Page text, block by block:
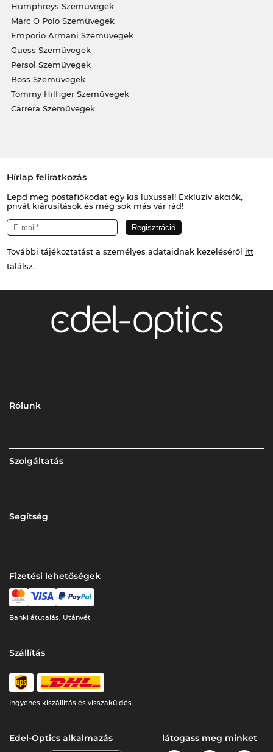
Humphreys Szemüvegek
Marc O Polo Szemüvegek
Emporio Armani Szemüvegek
Guess Szemüvegek
Persol Szemüvegek
Boss Szemüvegek
Tommy Hilfiger Szemüvegek
Carrera Szemüvegek
Hírlap feliratkozás
Lepd meg postafiókodat egy kis luxussal! Exkluzív akciók,
privát kiárusítások és még sok más vár rád!
További tájékoztatást a személyes adataidnak kezeléséről itt
találsz.
Rólunk
Szolgáltatás
Segítség
Fizetési lehetőségek
Banki átutalás, Utánvét
Szállítás
Ingyenes kiszállítás és visszaküldés
Edel-Optics alkalmazás látogass meg minket